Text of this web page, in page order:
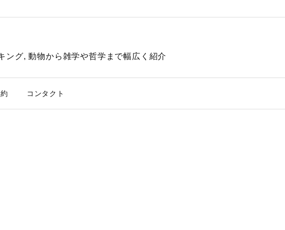
ング, 動物から雑学や哲学まで幅広く紹介
コンタクト